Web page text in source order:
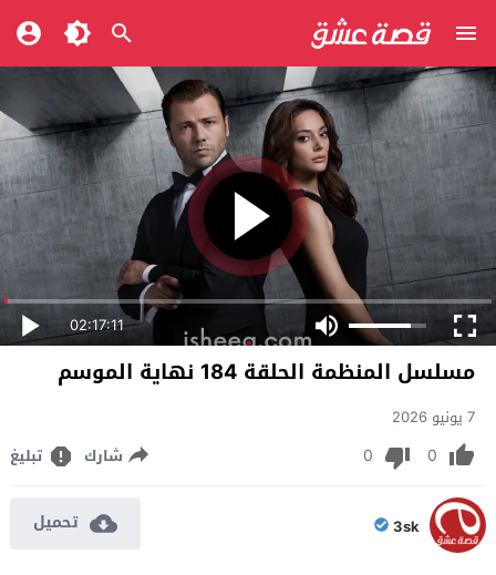
02:17:11
مسلسل المنظمة الحلقة 184 نهاية الموسم
7 يونيو 2026
0
0 شارك تبليغ
3sk تحميل